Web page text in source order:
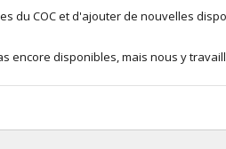
du COC et d'ajouter de nouvelles
encore disponibles, mais nous y